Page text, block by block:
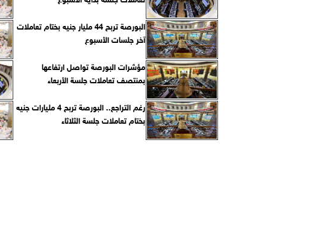
البورصة تربح 44 مليار جنيه بختام تعاملات
آخر جلسات الأسبوع
مؤشرات البورصة تواصل ارتفاعها
بمنتصف تعاملات جلسة الأربعاء
رغم التراجع.. البورصة تربح 4 مليارات جنيه
بختام تعاملات جلسة الثلاثاء